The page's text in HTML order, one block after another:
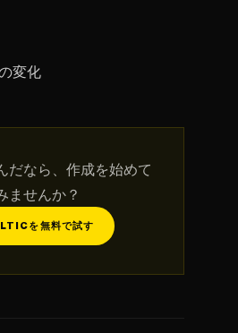
変化
だなら、作成を始めて
ませんか？
を無料で試す